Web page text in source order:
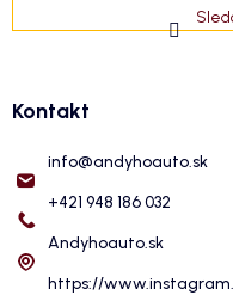
Kontakt
info@andyhoauto.sk
+421 948 186 032
Andyhoauto.sk
https://